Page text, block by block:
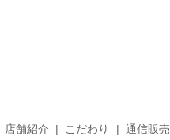
店舗紹介 こだわり 通信販売